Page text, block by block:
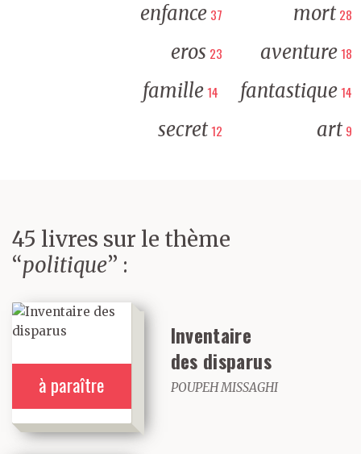
enfance 37 mort 28
eros 23 aventure 18
famille 14 fantastique 14
secret 12 art 9
45 livres sur le thème
“politique” :
à paraître
Inventaire
des disparus
POUPEH MISSAGHI